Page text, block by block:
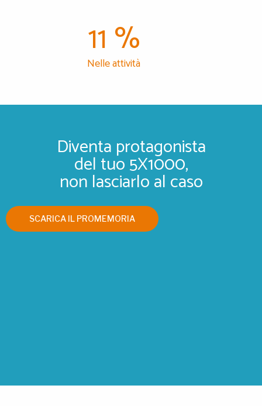
11 %
Nelle attività
Diventa protagonista
del tuo 5X1000,
non lasciarlo al caso
SCARICA IL PROMEMORIA